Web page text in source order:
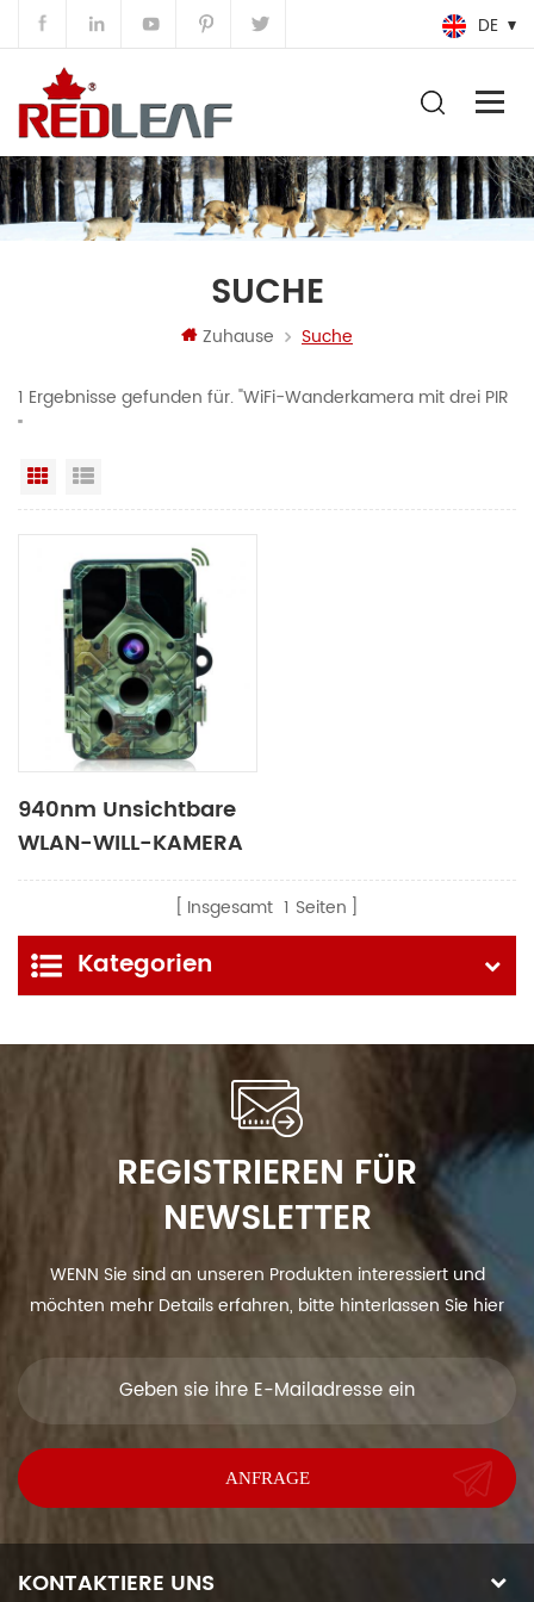
DE
SUCHE
Zuhause Suche
1 Ergebnisse gefunden für. "WiFi-Wanderkamera mit drei PIR
"
Rasteransicht
940nm Unsichtbare
WLAN-WILL-KAMERA
Insgesamt 1 Seiten
Kategorien
REGISTRIEREN FÜR
NEWSLETTER
WENN Sie sind an unseren Produkten interessiert und
möchten mehr Details erfahren, bitte hinterlassen Sie hier
KONTAKTIERE UNS